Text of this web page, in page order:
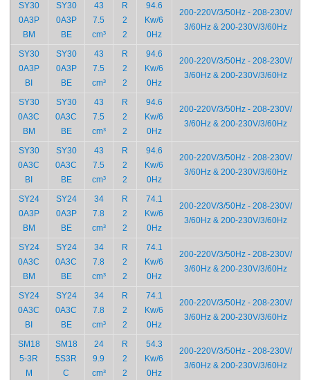
SY30
0A3P
BM
SY30
0A3P
BE
43
7.5
cm³
R
2
2
94.6
Kw/6
0Hz
200-220V/3/50Hz - 208-230V/
3/60Hz & 200-230V/3/60Hz
SY30
0A3P
BI
SY30
0A3P
BE
43
7.5
cm³
R
2
2
94.6
Kw/6
0Hz
200-220V/3/50Hz - 208-230V/
3/60Hz & 200-230V/3/60Hz
SY30
0A3C
BM
SY30
0A3C
BE
43
7.5
cm³
R
2
2
94.6
Kw/6
0Hz
200-220V/3/50Hz - 208-230V/
3/60Hz & 200-230V/3/60Hz
SY30
0A3C
BI
SY30
0A3C
BE
43
7.5
cm³
R
2
2
94.6
Kw/6
0Hz
200-220V/3/50Hz - 208-230V/
3/60Hz & 200-230V/3/60Hz
SY24
0A3P
BM
SY24
0A3P
BE
34
7.8
cm³
R
2
2
74.1
Kw/6
0Hz
200-220V/3/50Hz - 208-230V/
3/60Hz & 200-230V/3/60Hz
SY24
0A3C
BM
SY24
0A3C
BE
34
7.8
cm³
R
2
2
74.1
Kw/6
0Hz
200-220V/3/50Hz - 208-230V/
3/60Hz & 200-230V/3/60Hz
SY24
0A3C
BI
SY24
0A3C
BE
34
7.8
cm³
R
2
2
74.1
Kw/6
0Hz
200-220V/3/50Hz - 208-230V/
3/60Hz & 200-230V/3/60Hz
SM18
5-3R
M
SM18
5S3R
C
24
9.9
cm³
R
2
2
54.3
Kw/6
0Hz
200-220V/3/50Hz - 208-230V/
3/60Hz & 200-230V/3/60Hz